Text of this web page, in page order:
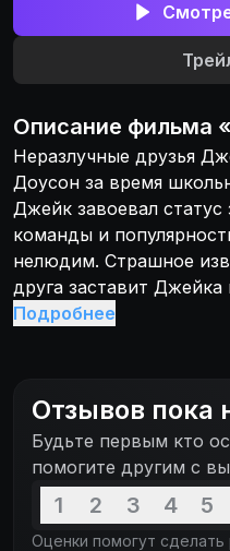
Описание фильма «
Неразлучные друзья
Доусон за время
Джейк завоевал статус
команды и
нелюдим. Страшное
друга заставит
взгляды на жизнь. Не
новые друзья не
перед непростым
потеря статуса при
спасти чью-то жизнь.
Подробнее
Отзывов пока
Будьте первым кто
помогите другим с
1 2 3 4 5
Оценки помогут